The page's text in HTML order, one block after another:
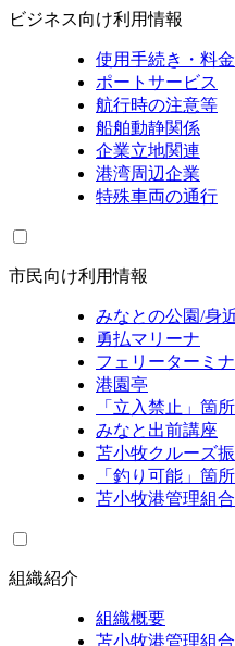
ビジネス向け利用情報
使用手続き・料金
ポートサービス
航行時の注意等
船舶動静関係
企業立地関連
港湾周辺企業
特殊車両の通行
市民向け利用情報
みなとの公園/身
勇払マリーナ
フェリーターミ
港園亭
「立入禁止」箇所
みなと出前講座
苫小牧クルーズ
「釣り可能」箇所
苫小牧港管理組
組織紹介
組織概要
苫小牧港管理組